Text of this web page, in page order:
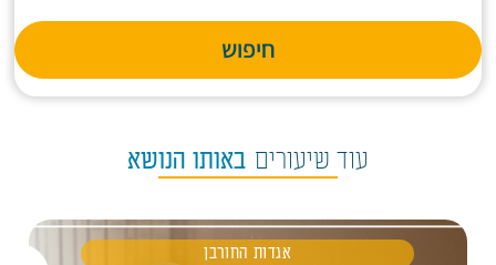
חיפוש
עוד שיעורים באותו הנושא
אגדות החורבן